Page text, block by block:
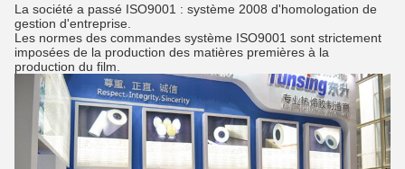
La société a passé ISO9001 : système 2008 d'homologation de
gestion d'entreprise.
Les normes des commandes système ISO9001 sont strictement
imposées de la production des matières premières à la
production du film.